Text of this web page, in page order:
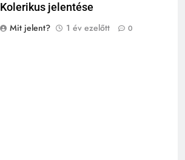
Kolerikus jelentése
Mit jelent?
1 év ezelőtt 0